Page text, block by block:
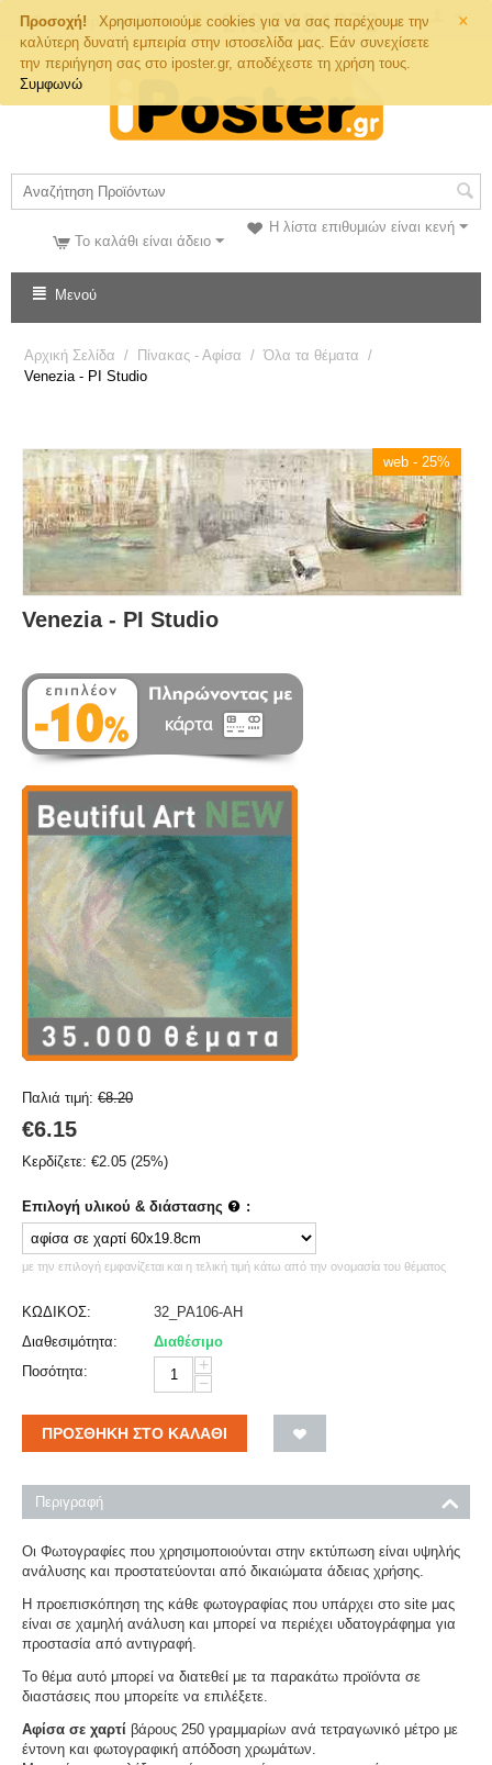
×
Προσοχή!
Χρησιμοποιούμε cookies για να σας παρέχουμε την
καλύτερη δυνατή εμπειρία στην ιστοσελίδα μας. Εάν συνεχίσετε
την περιήγηση σας στο iposter.gr, αποδέχεστε τη χρήση τους.
Συμφωνώ
Τηλ. Παραγγελιών
Η λίστα επιθυμιών είναι κενή
Το καλάθι είναι άδειο
Μενού
Αρχική Σελίδα / Πίνακας - Αφίσα / Όλα τα θέματα /
Venezia - PI Studio
web - 25%
Venezia - PI Studio
Παλιά τιμή: €8.20
€6.15
Κερδίζετε: €2.05 (25%)
Επιλογή υλικού & διάστασης :
με την επιλογή εμφανίζεται και η τελική τιμή κάτω από την ονομασία του θέματος
ΚΩΔΙΚΟΣ:
32_PA106-AH
Διαθεσιμότητα:
Διαθέσιμο
Ποσότητα:
+
−
ΠΡΟΣΘΉΚΗ ΣΤΟ ΚΑΛΆΘΙ
Περιγραφή
Οι Φωτογραφίες που χρησιμοποιούνται στην εκτύπωση είναι υψηλής
ανάλυσης και προστατεύονται από δικαιώματα άδειας χρήσης.
Η προεπισκόπηση της κάθε φωτογραφίας που υπάρχει στο site μας
είναι σε χαμηλή ανάλυση και μπορεί να περιέχει υδατογράφημα για
προστασία από αντιγραφή.
Το θέμα αυτό μπορεί να διατεθεί με τα παρακάτω προϊόντα σε
διαστάσεις που μπορείτε να επιλέξετε.
Αφίσα σε χαρτί βάρους 250 γραμμαρίων ανά τετραγωνικό μέτρο με
έντονη και φωτογραφική απόδοση χρωμάτων.